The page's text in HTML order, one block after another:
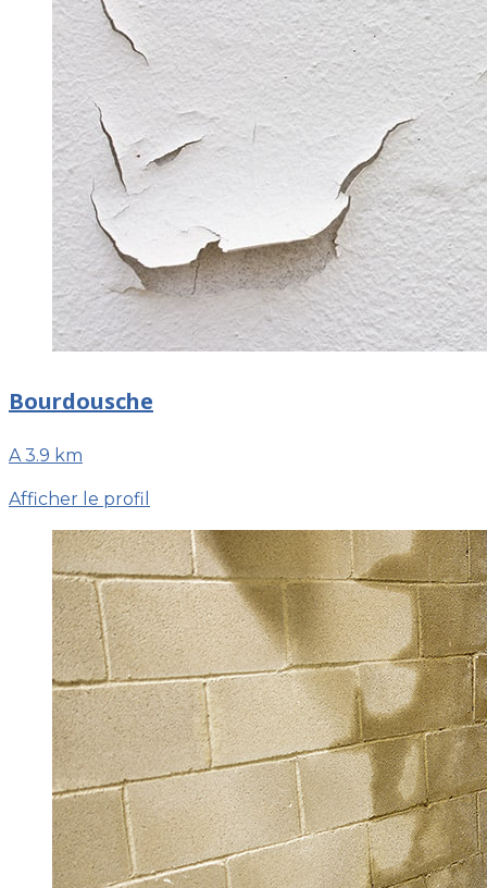
Bourdousche
A 3.9 km
Afficher le profil